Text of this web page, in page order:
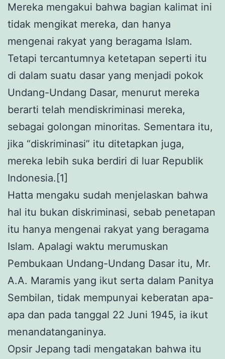
Mereka mengakui bahwa bagian kalimat ini
tidak mengikat mereka, dan hanya
mengenai rakyat yang beragama Islam.
Tetapi tercantumnya ketetapan seperti itu
di dalam suatu dasar yang menjadi pokok
Undang-Undang Dasar, menurut mereka
berarti telah mendiskriminasi mereka,
sebagai golongan minoritas. Sementara itu,
jika “diskriminasi” itu ditetapkan juga,
mereka lebih suka berdiri di luar Republik
Indonesia.[1]
Hatta mengaku sudah menjelaskan bahwa
hal itu bukan diskriminasi, sebab penetapan
itu hanya mengenai rakyat yang beragama
Islam. Apalagi waktu merumuskan
Pembukaan Undang-Undang Dasar itu, Mr.
A.A. Maramis yang ikut serta dalam Panitya
Sembilan, tidak mempunyai keberatan apa-
apa dan pada tanggal 22 Juni 1945, ia ikut
menandatanganinya.
Opsir Jepang tadi mengatakan bahwa itu